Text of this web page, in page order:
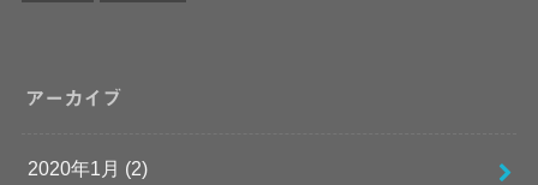
アーカイブ
2020年1月 (2)